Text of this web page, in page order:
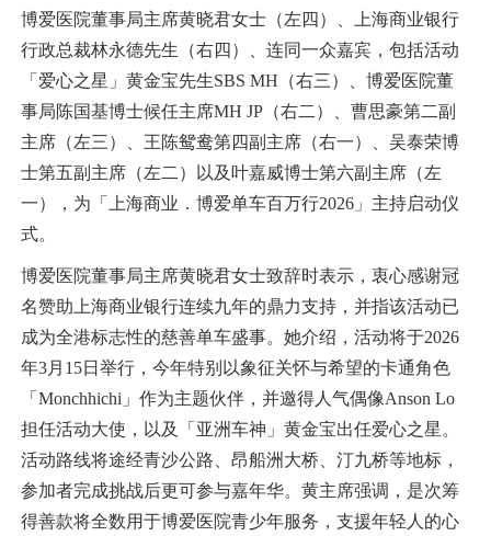
博爱医院董事局主席黄晓君女士（左四）、上海商业银行
行政总裁林永德先生（右四）、连同一众嘉宾，包括活动
「爱心之星」黄金宝先生SBS MH（右三）、博爱医院董
事局陈国基博士候任主席MH JP（右二）、曹思豪第二副
主席（左三）、王陈鸳鸯第四副主席（右一）、吴泰荣博
士第五副主席（左二）以及叶嘉威博士第六副主席（左
一），为「上海商业．博爱单车百万行2026」主持启动仪
式。
博爱医院董事局主席黄晓君女士致辞时表示，衷心感谢冠
名赞助上海商业银行连续九年的鼎力支持，并指该活动已
成为全港标志性的慈善单车盛事。她介绍，活动将于2026
年3月15日举行，今年特别以象征关怀与希望的卡通角色
「Monchhichi」作为主题伙伴，并邀得人气偶像Anson Lo
担任活动大使，以及「亚洲车神」黄金宝出任爱心之星。
活动路线将途经青沙公路、昂船洲大桥、汀九桥等地标，
参加者完成挑战后更可参与嘉年华。黄主席强调，是次筹
得善款将全数用于博爱医院青少年服务，支援年轻人的心